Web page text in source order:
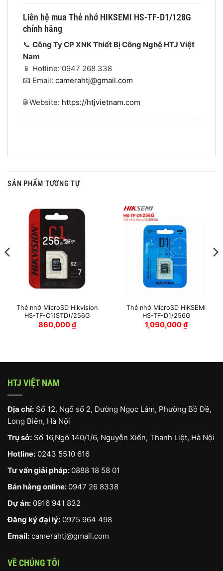
Liên hệ mua Thẻ nhớ HIKSEMI HS-TF-D1/128G
chính hãng
📞 Công Ty CP XNK Thiết Bị Công Nghệ HTJ Việt
Nam
📱 Hotline: 0947 268 338
📧 Email: camerahtj@gmail.com
🌐 Website: https://htjvietnam.com
SẢN PHẨM TƯƠNG TỰ
Thẻ nhớ MicroSD Hikvision
HS-TF-C1(STD)/256G
860,000₫
Thẻ nhớ MicroSD HIKSEMI
HS-TF-D1/256G
1,090,000₫
HTJ VIỆT NAM
Địa chỉ: Số 12, Ngõ số 2, Đường Ngọc Lâm, Phường Bồ Đề,
Long Biên, Hà Nội
Trụ sở: Số 16,Ngõ 140/1/6, Nguyễn Xiển, Thanh Liệt, Hà Nội
Hotline: 0243 5510 616
Tư vấn giải pháp: 0888 18 58 01
Bán hàng online: 0947 26 8338
Dự án: 0916 941 832
Đăng ký đại lý: 0975 964 498
Email: camerahtj@gmail.com
VỀ CHÚNG TÔI